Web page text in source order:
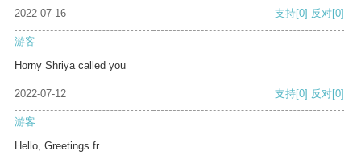
2022-07-16 支持[0] 反对[0]
游客
Horny Shriya called you
2022-07-12 支持[0] 反对[0]
游客
Hello, Greetings fr